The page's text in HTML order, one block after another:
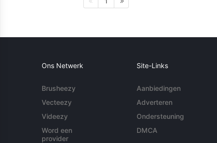
Ons Netwerk
Brusheezy
Vecteezy
Videezy
Word een
provider
Site-Links
Aanbiedingen
Adverteren
Ondersteuning
DMCA